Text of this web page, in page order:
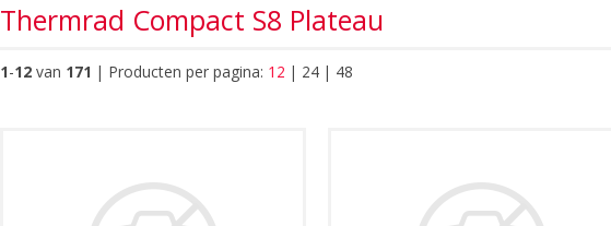
Thermrad Compact S8 Plateau
1-12 van 171 | Producten per pagina: 12 | 24 | 48